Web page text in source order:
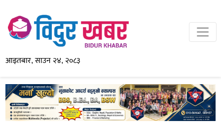
आइतबार, साउन २४, २०८३